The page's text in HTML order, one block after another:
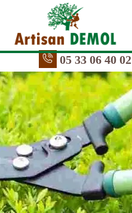
05 33 06 40 02